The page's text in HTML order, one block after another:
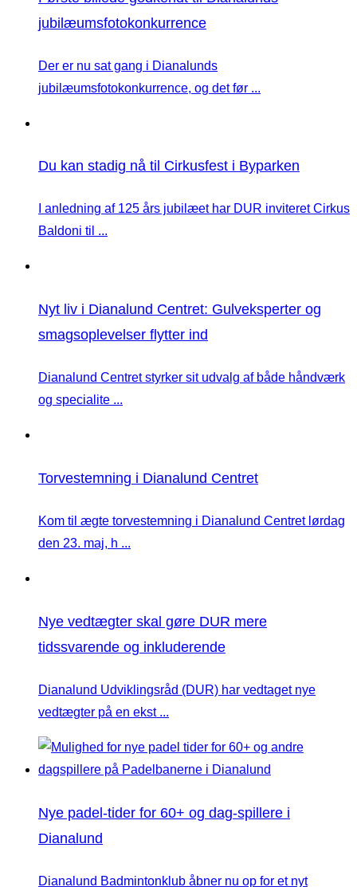
jubilæumsfotokonkurrence
Der er nu sat gang i Dianalunds
jubilæumsfotokonkurrence, og det før ...
Du kan stadig nå til Cirkusfest i Byparken
I anledning af 125 års jubilæet har DUR inviteret Cirkus
Baldoni til ...
Nyt liv i Dianalund Centret: Gulveksperter og
smagsoplevelser flytter ind
Dianalund Centret styrker sit udvalg af både håndværk
og specialite ...
Torvestemning i Dianalund Centret
Kom til ægte torvestemning i Dianalund Centret lørdag
den 23. maj, h ...
Nye vedtægter skal gøre DUR mere
tidssvarende og inkluderende
Dianalund Udviklingsråd (DUR) har vedtaget nye
vedtægter på en ekst ...
Nye padel-tider for 60+ og dag-spillere i
Dianalund
Dianalund Badmintonklub åbner nu op for et nyt